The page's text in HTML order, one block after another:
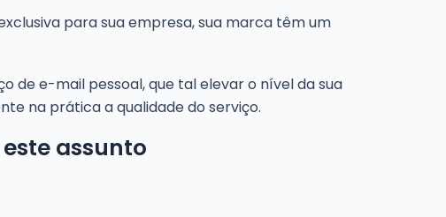
para sua empresa, sua marca têm um
de e-mail pessoal, que tal elevar o nível da sua
na prática a qualidade do serviço.
assunto